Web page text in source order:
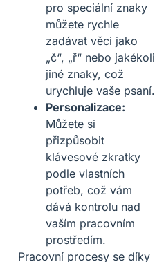
pro speciální znaky
můžete rychle
zadávat věci jako
„č“, „ř“ nebo jakékoli
jiné znaky, což
urychluje vaše psaní.
Personalizace:
Můžete si
přizpůsobit
klávesové zkratky
podle vlastních
potřeb, což vám
dává kontrolu nad
vaším pracovním
prostředím.
Pracovní procesy se díky